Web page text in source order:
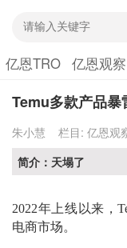
亿恩TRO 亿恩观察
Temu多款产品暴
朱小慧 栏目: 亿恩观
简介：天塌了
2022年上线以来，
电商市场。